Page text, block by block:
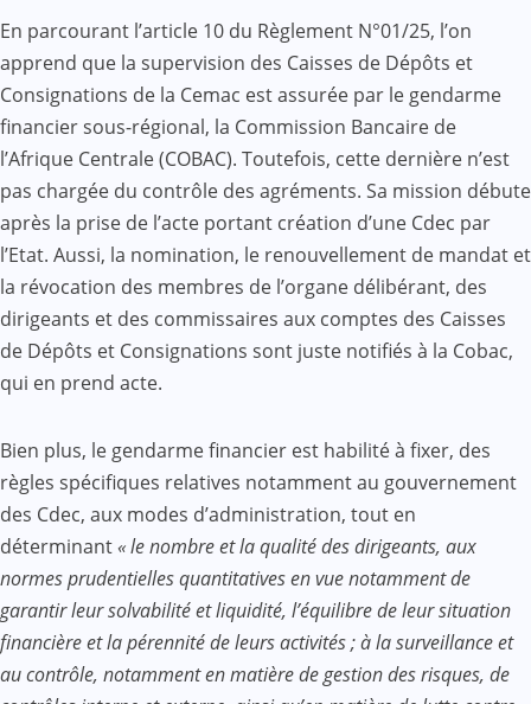
En parcourant l’article 10 du Règlement N°01/25, l’on
apprend que la supervision des Caisses de Dépôts et
Consignations de la Cemac est assurée par le gendarme
financier sous-régional, la Commission Bancaire de
l’Afrique Centrale (COBAC). Toutefois, cette dernière n’est
pas chargée du contrôle des agréments. Sa mission débute
après la prise de l’acte portant création d’une Cdec par
l’Etat. Aussi, la nomination, le renouvellement de mandat et
la révocation des membres de l’organe délibérant, des
dirigeants et des commissaires aux comptes des Caisses
de Dépôts et Consignations sont juste notifiés à la Cobac,
qui en prend acte.
Bien plus, le gendarme financier est habilité à fixer, des
règles spécifiques relatives notamment au gouvernement
des Cdec, aux modes d’administration, tout en
déterminant« le nombre et la qualité des dirigeants, aux
normes prudentielles quantitatives en vue notamment de
garantir leur solvabilité et liquidité, l’équilibre de leur situation
financière et la pérennité de leurs activités ; à la surveillance et
au contrôle, notamment en matière de gestion des risques, de